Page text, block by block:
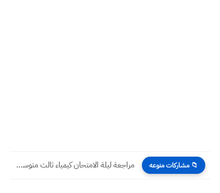
📁 مشاركات منوعه جدول رحلات شركة الخطوط الجوية العراقية اليوم السبت 1 -...